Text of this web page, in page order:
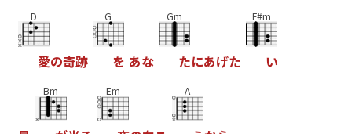
D
愛の奇跡
G
を あな
Gm
たにあげた
F#m
い
Bm Em A